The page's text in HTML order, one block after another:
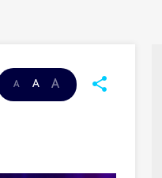
A A A share